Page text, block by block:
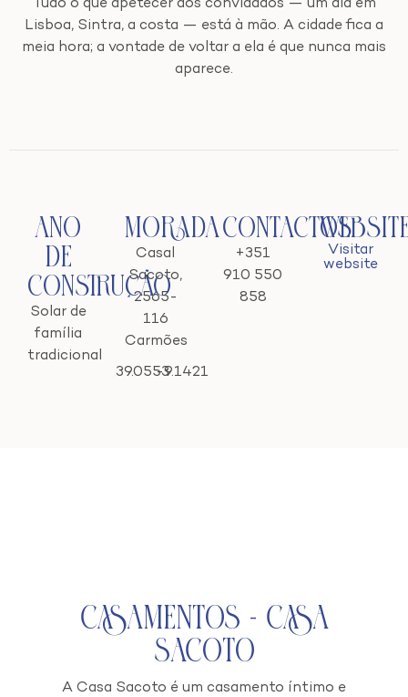
Tudo o que apetecer aos convidados — um dia em
Lisboa, Sintra, a costa — está à mão. A cidade fica a
meia hora; a vontade de voltar a ela é que nunca mais
aparece.
Ano
de
Construção
Solar de
família
tradicional
Morada
Casal
Sacoto,
2565-
116
Carmões
39.0553-9.1421
Contactos
+351
910 550
858
Visitar
website
Casamentos - Casa
Sacoto
A Casa Sacoto é um casamento íntimo e